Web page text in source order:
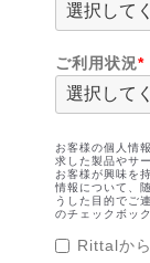
ご利用状況*
お客様の個人情
求した製品やサ
お客様が興味を
情報について、
うした目的でご
のチェックボッ
Rittalか